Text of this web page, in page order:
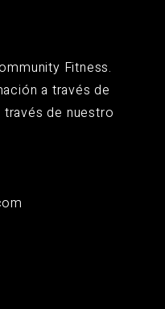
Fitness.
a través de
de nuestro